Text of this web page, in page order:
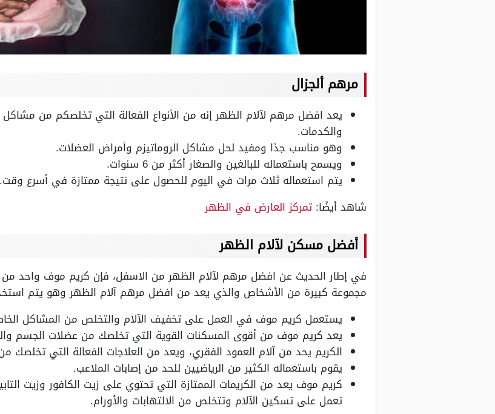
مرهم ألجزال
يعد افضل مرهم لآلام الظهر إنه من الأنواع الفعالة التي تخلصكم من
والكدمات.
وهو مناسب جدًا ومفيد لحل مشاكل الروماتيزم وأمراض العضلات.
ويسمح باستعماله للبالغين والصغار أكثر من 6 سنوات.
يتم استعماله ثلاث مرات في اليوم للحصول على نتيجة ممتازة في أسرع وقت.
شاهد أيضًا:تمركز العارض في الظهر
أفضل مسكن لآلام الظهر
في إطار الحديث عن افضل مرهم لآلام الظهر من الاسفل، فإن كريم موف واحد
مجموعة كبيرة من الأشخاص والذي يعد من افضل مرهم آلام الظهر وهو يتم
يستعمل كريم موف في العمل على تخفيف الآلام والتخلص من المشاكل
يعد كريم موف من أقوى المسكنات القوية التي تخلصك من عضلات الجسم
الكريم يحد من آلام العمود الفقري، ويعد من العلاجات الفعالة التي تخلصك
يقوم باستعماله الكثير من الرياضيين للحد من إصابات الملاعب.
كريم موف يعد من الكريمات الممتازة التي تحتوي على زيت الكافور وزيت
تعمل على تسكين الآلام وتتخلص من الالتهابات والأورام.